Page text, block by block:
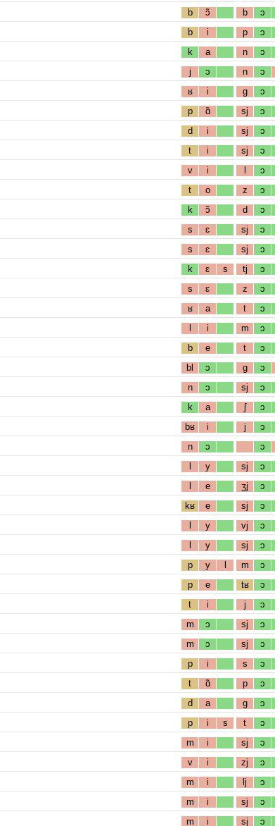
b ɔ̃ b ɔ
b i p ɔ
k a n ɔ
j ɔ n ɔ
ʁ i g ɔ
p ɑ̃ sj ɔ
d i sj ɔ
t i sj ɔ
v i l ɔ
t o z ɔ
k ɔ̃ d ɔ
s ɛ sj ɔ
s ɛ sj ɔ
k ɛ s tj ɔ
s ɛ z ɔ
ʁ a t ɔ
l i m ɔ
b e t ɔ
bl ɔ g ɔ
n ɔ sj ɔ
k a ʃ ɔ
bʁ i j ɔ
n ɔ ɔ
l y sj ɔ
l e ʒj ɔ
kʁ e sj ɔ
l y vj ɔ
l y sj ɔ
p y l m ɔ
p e tʁ ɔ
t i j ɔ
m ɔ sj ɔ
m ɔ sj ɔ
p i s ɔ
t ɑ̃ p ɔ
d a g ɔ
p i s t ɔ
m i sj ɔ
v i zj ɔ
m i lj ɔ
m i sj ɔ
m i sj ɔ